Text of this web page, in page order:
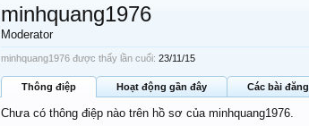
minhquang1976
Moderator
minhquang1976 được thấy lần cuối: 23/11/15
Thông điệp Hoạt động gần đây Các bài đăng
Chưa có thông điệp nào trên hồ sơ của minhquang1976.